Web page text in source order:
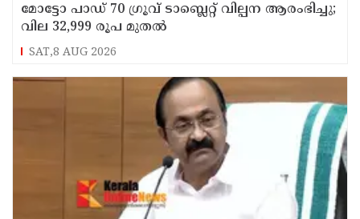
മോട്ടോ പാഡ് 70 ഗ്രൂവ് ടാബ്ലെറ്റ് വില്പന ആരംഭിച്ചു;
വില 32,999 രൂപ മുതൽ
SAT,8 AUG 2026